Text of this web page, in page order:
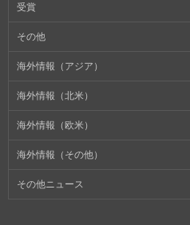
受賞
その他
海外情報（アジア）
海外情報（北米）
海外情報（欧米）
海外情報（その他）
その他ニュース